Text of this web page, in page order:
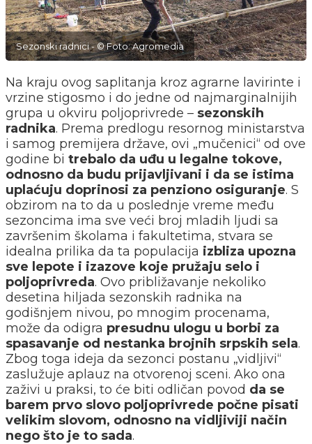
Sezonski radnici - © Foto: Agromedia
Na kraju ovog saplitanja kroz agrarne lavirinte i
vrzine stigosmo i do jedne od najmarginalnijih
grupa u okviru poljoprivrede – sezonskih
radnika. Prema predlogu resornog ministarstva
i samog premijera države, ovi „mučenici“ od ove
godine bi trebalo da uđu u legalne tokove,
odnosno da budu prijavljivani i da se istima
uplaćuju doprinosi za penziono osiguranje. S
obzirom na to da u poslednje vreme među
sezoncima ima sve veći broj mladih ljudi sa
završenim školama i fakultetima, stvara se
idealna prilika da ta populacija izbliza upozna
sve lepote i izazove koje pružaju selo i
poljoprivreda. Ovo približavanje nekoliko
desetina hiljada sezonskih radnika na
godišnjem nivou, po mnogim procenama,
može da odigra presudnu ulogu u borbi za
spasavanje od nestanka brojnih srpskih sela.
Zbog toga ideja da sezonci postanu „vidljivi“
zaslužuje aplauz na otvorenoj sceni. Ako ona
zaživi u praksi, to će biti odličan povod da se
barem prvo slovo poljoprivrede počne pisati
velikim slovom, odnosno na vidljiviji način
nego što je to sada.